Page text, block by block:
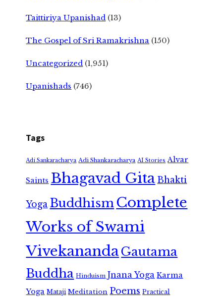
Taittiriya Upanishad (13)
The Gospel of Sri Ramakrishna (150)
Uncategorized (1,951)
Upanishads (746)
Tags
Adi Sankaracharya Adi Shankaracharya AI Stories Alvar
Saints Bhagavad GitaBhakti
Yoga Buddhism Complete
Works of Swami
VivekanandaGautama
Buddha Hinduism Jnana Yoga Karma
Yoga Mataji Meditation Poems Practical